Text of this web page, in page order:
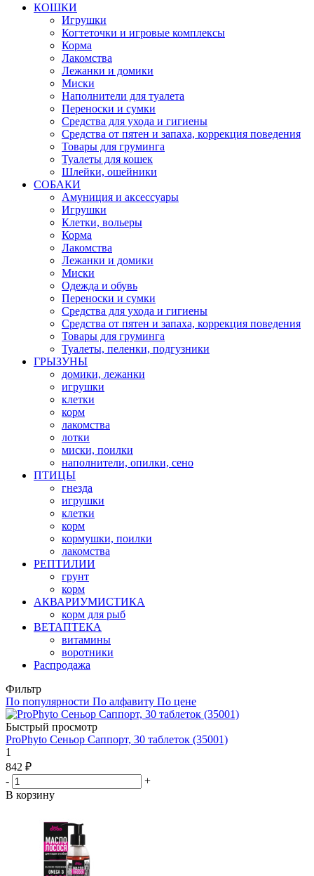
КОШКИ
Игрушки
Когтеточки и игровые комплексы
Корма
Лакомства
Лежанки и домики
Миски
Наполнители для туалета
Переноски и сумки
Средства для ухода и гигиены
Средства от пятен и запаха, коррекция поведения
Товары для груминга
Туалеты для кошек
Шлейки, ошейники
СОБАКИ
Амуниция и аксессуары
Игрушки
Клетки, вольеры
Корма
Лакомства
Лежанки и домики
Миски
Одежда и обувь
Переноски и сумки
Средства для ухода и гигиены
Средства от пятен и запаха, коррекция поведения
Товары для груминга
Туалеты, пеленки, подгузники
ГРЫЗУНЫ
домики, лежанки
игрушки
клетки
корм
лакомства
лотки
миски, поилки
наполнители, опилки, сено
ПТИЦЫ
гнезда
игрушки
клетки
корм
кормушки, поилки
лакомства
РЕПТИЛИИ
грунт
корм
АКВАРИУМИСТИКА
корм для рыб
ВЕТАПТЕКА
витамины
воротники
Распродажа
Фильтр
По популярности По алфавиту По цене
Быстрый просмотр
ProPhyto Сеньор Саппорт, 30 таблеток (35001)
1
842 ₽
-
+
В корзину